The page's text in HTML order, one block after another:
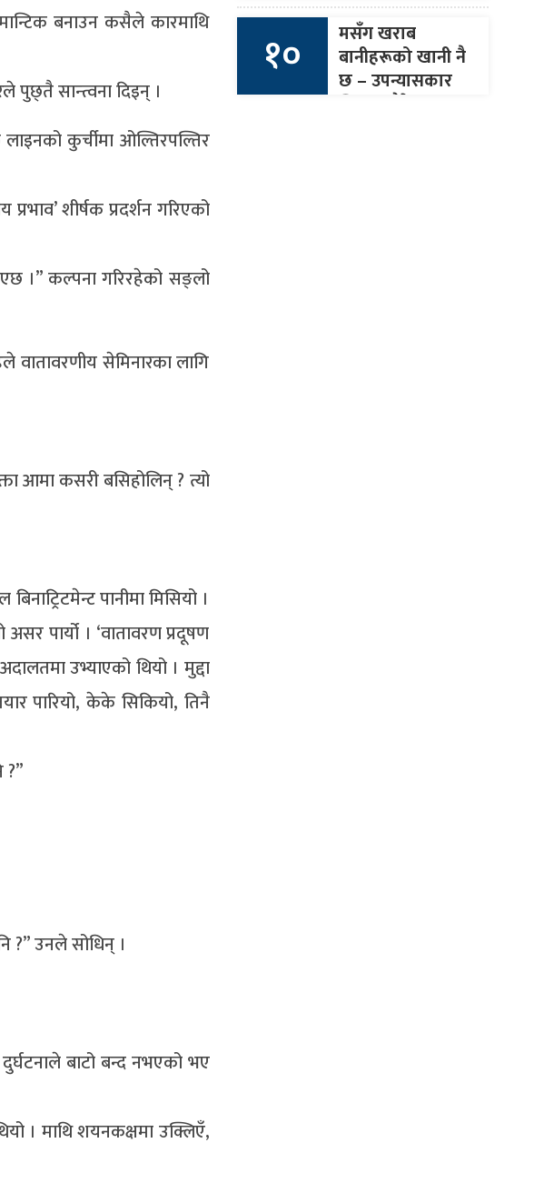
बनाउन कसैले कारमाथि
पुछ्तै सान्त्वना दिइन् ।
कुर्चीमा ओल्तिरपल्तिर
शीर्षक प्रदर्शन गरिएको
।” कल्पना गरिरहेको सङ्लो
सेमिनारका लागि
आमा कसरी बसिहोलिन् ? त्यो
पानीमा मिसियो ।
पार्यो । ‘वातावरण प्रदूषण
उभ्याएको थियो । मुद्दा
पारियो, केके सिकियो, तिनै
?” उनले सोधिन् ।
बाटो बन्द नभएको भए
। माथि शयनकक्षमा उक्लिएँ,
१० मसँग खराब
बानीहरूको खानी नै
छ – उपन्यासकार
जिएस पौडेल